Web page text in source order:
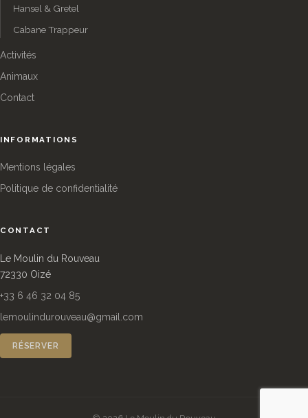
Hansel & Gretel
Cabane Trappeur
Activités
Animaux
Contact
INFORMATIONS
Mentions légales
Politique de confidentialité
CONTACT
Le Moulin du Rouveau
72330 Oizé
+33 6 46 32 04 85
lemoulindurouveau@gmail.com
RÉSERVER